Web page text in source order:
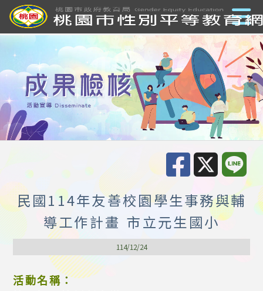
民國114年友善校園學生事務與輔
導工作計畫 市立元生國小
114/12/24
活動名稱：